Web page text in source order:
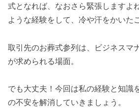
式となれば、なおさら緊張しますよ
ような経験をして、冷や汗をかいた
取引先のお葬式参列は、ビジネスマ
が求められる場面。
でも大丈夫！今回は私の経験と知識
の不安を解消していきましょう。